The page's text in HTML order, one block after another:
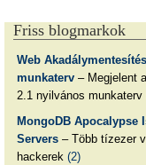
Friss blogmarkok
Web
munkaterv– Megjelent
2.1 nyilvános munkaterv
MongoDB Apocalypse
Servers– Több tízezer
hackerek (2)